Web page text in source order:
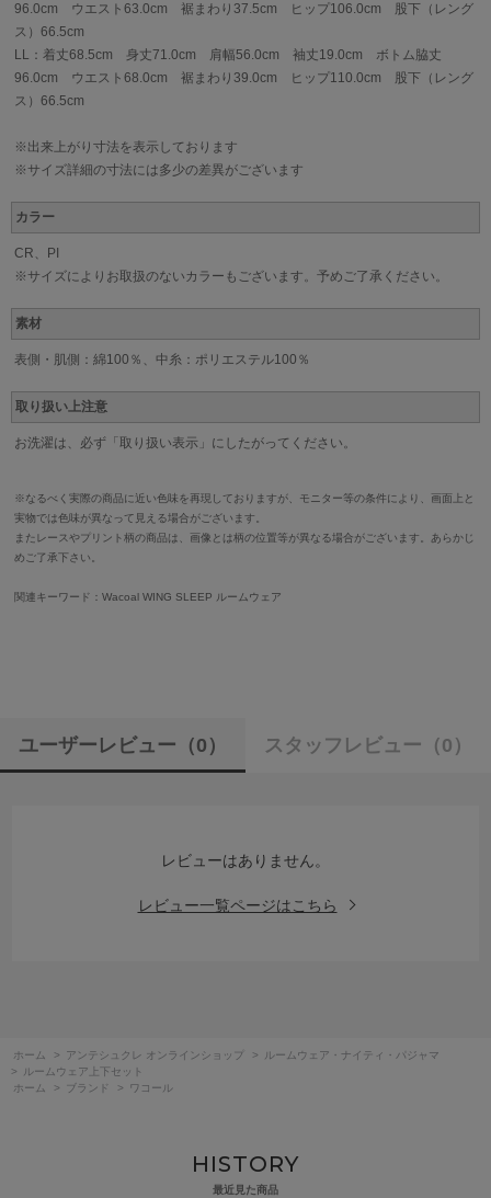
96.0cm ウエスト63.0cm 裾まわり37.5cm ヒップ106.0cm 股下（レング
ス）66.5cm
LL：着丈68.5cm 身丈71.0cm 肩幅56.0cm 袖丈19.0cm ボトム脇丈
96.0cm ウエスト68.0cm 裾まわり39.0cm ヒップ110.0cm 股下（レング
ス）66.5cm
※出来上がり寸法を表示しております
※サイズ詳細の寸法には多少の差異がございます
カラー
CR、PI
※サイズによりお取扱のないカラーもございます。予めご了承ください。
素材
表側・肌側：綿100％、中糸：ポリエステル100％
取り扱い上注意
お洗濯は、必ず「取り扱い表示」にしたがってください。
※なるべく実際の商品に近い色味を再現しておりますが、モニター等の条件により、画面上と
実物では色味が異なって見える場合がございます。
またレースやプリント柄の商品は、画像とは柄の位置等が異なる場合がございます。あらかじ
めご了承下さい。
関連キーワード：Wacoal WING SLEEP ルームウェア
ユーザーレビュー （0） スタッフレビュー （0）
レビューはありません。
レビュー一覧ページはこちら
ホーム > アンテシュクレ オンラインショップ >
ルームウェア・ナイティ・パジャマ
>
ルームウェア上下セット
ホーム
> ブランド > ワコール
HISTORY
最近見た商品